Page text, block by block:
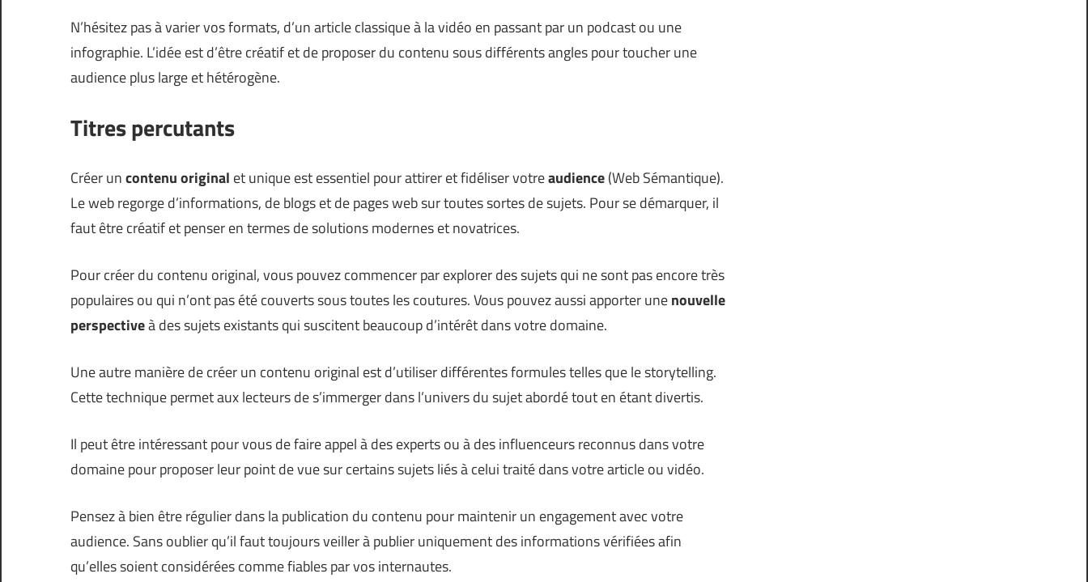
N’hésitez pas à varier vos formats, d’un article classique à la vidéo en passant par un podcast ou une
infographie. L’idée est d’être créatif et de proposer du contenu sous différents angles pour toucher une
audience plus large et hétérogène.
Titres percutants
Créer uncontenu original et unique est essentiel pour attirer et fidéliser votreaudience(Web Sémantique).
Le web regorge d’informations, de blogs et de pages web sur toutes sortes de sujets. Pour se démarquer, il
faut être créatif et penser en termes de solutions modernes et novatrices.
Pour créer du contenu original, vous pouvez commencer par explorer des sujets qui ne sont pas encore très
populaires ou qui n’ont pas été couverts sous toutes les coutures. Vous pouvez aussi apporter unenouvelle
perspectiveà des sujets existants qui suscitent beaucoup d’intérêt dans votre domaine.
Une autre manière de créer un contenu original est d’utiliser différentes formules telles que le storytelling.
Cette technique permet aux lecteurs de s’immerger dans l’univers du sujet abordé tout en étant divertis.
Il peut être intéressant pour vous de faire appel à des experts ou à des influenceurs reconnus dans votre
domaine pour proposer leur point de vue sur certains sujets liés à celui traité dans votre article ou vidéo.
Pensez à bien être régulier dans la publication du contenu pour maintenir un engagement avec votre
audience. Sans oublier qu’il faut toujours veiller à publier uniquement des informations vérifiées afin
qu’elles soient considérées comme fiables par vos internautes.